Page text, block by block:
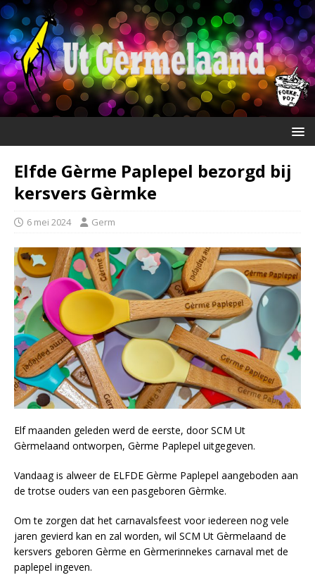
Elfde Gèrme Paplepel bezorgd bij
kersvers Gèrmke
6 mei 2024 Germ
Elf maanden geleden werd de eerste, door SCM Ut
Gèrmelaand ontworpen, Gèrme Paplepel uitgegeven.
Vandaag is alweer de ELFDE Gèrme Paplepel aangeboden aan
de trotse ouders van een pasgeboren Gèrmke.
Om te zorgen dat het carnavalsfeest voor iedereen nog vele
jaren gevierd kan en zal worden, wil SCM Ut Gèrmelaand de
kersvers geboren Gèrme en Gèrmerinnekes carnaval met de
paplepel ingeven.